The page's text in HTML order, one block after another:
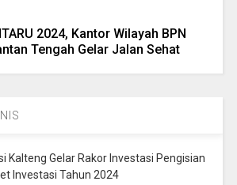
2024, Kantor Wilayah BPN
Tengah Gelar Jalan Sehat
Kalteng Gelar Rakor Investasi Pengisian
Investasi Tahun 2024